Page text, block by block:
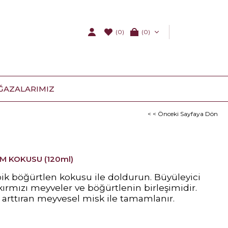
(0) 0
< < Önceki Sayfaya Dön
KOKUSU (120ml)
böğürtlen kokusu ile doldurun. Büyüleyici
meyveler ve böğürtlenin birleşimidir.
meyvesel misk ile tamamlanır.